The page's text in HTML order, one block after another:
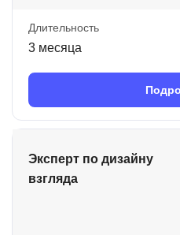
Длительность
3 месяца
Эксперт по дизайну
взгляда